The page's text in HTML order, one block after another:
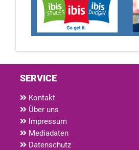
SERVICE
Kontakt
Über uns
Impressum
Mediadaten
Datenschutz